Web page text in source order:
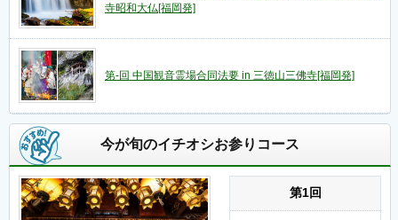
寺昭和大仏[福岡発]
第-回 中国観音霊場合同法要 in 三徳山三佛寺[福岡発]
今が旬のイチオシお参りコース
第1回